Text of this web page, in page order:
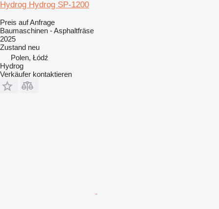
Hydrog Hydrog SP-1200
Preis auf Anfrage
Baumaschinen - Asphaltfräse
2025
Zustand neu
Polen, Łódź
Hydrog
Verkäufer kontaktieren